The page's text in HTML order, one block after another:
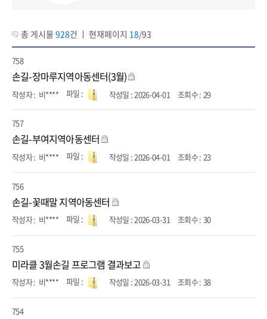
총 게시물 928건 ㅣ 현재페이지 18/93
758
손길-장마루지역아동센터(3월)
비**** 2026-04-01 29
757
손길-부여지역아동센터
비**** 2026-04-01 23
756
손길-꽃때말 지역아동센터
비**** 2026-03-31 30
755
미라클 3월손길 프로그램 결과보고
비**** 2026-03-31 38
754